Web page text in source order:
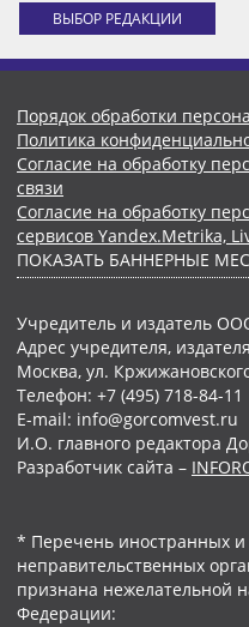
ВЫБОР РЕДАКЦИИ
Порядок обработки
Политика
Согласие на обработку
связи
Согласие на обработку
сервисов Yandex.Metrika,
ПОКАЗАТЬ БАННЕРНЫЕ
Учредитель и издатель
Адрес учредителя,
Москва, ул.
Телефон: +7 (495) 718-84-11
E-mail: info@gorcomvest.ru
И.О. главного редактора
Разработчик сайта –
* Перечень иностранных
неправительственных
признана нежелательной
Федерации: